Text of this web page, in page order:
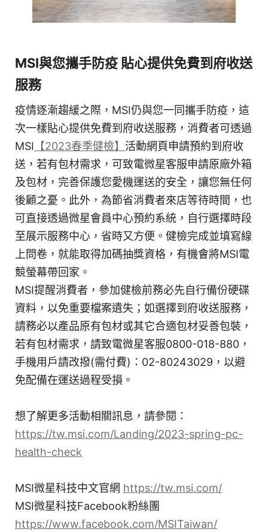
MSI與您攜手防疫 貼心提供免費到府收送
服務
疫情逐漸趨緩之際，MSI仍與您一同攜手防疫，這
次一樣貼心提供免費到府收送服務，消費者可透過
MSI 【2023春季健檢】 活動網頁申請預約到府收
送，若有包材需求，可致電微星客服申請原廠外箱
及包材，完善保護您愛機運送的安全，讓您無任何
後顧之憂。此外，為節省消費者來店等待時間，也
可直接透過微星會員中心預約系統，自行選擇時段
至展示服務中心，省時又方便。健檢完成並填寫線
上問卷，就能取得加碼抽獎資格，有機會將MSI電
競螢幕帶回家。
MSI提醒消費者，參加健檢前務必先自行備份硬碟
資料，以免重要檔案遺失；如選擇到府收送服務，
請務必以產品原有包材或其它合適包材妥善包裝，
若有包材需求，請致電微星客服0800-018-880，
手機用戶請改撥(需付費)：02-80243029，以避
免配備在運送過程受損。
想了解更多活動相關訊息，請參閱：
https://tw.msi.com/Landing/2023-spring-pc-
health-check
MSI微星科技中文官網 https://tw.msi.com/
MSI微星科技Facebook粉絲團
https://www.facebook.com/MSITaiwan/